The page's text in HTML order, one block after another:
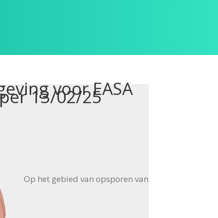
voor EASA
13/02/25
Op het gebied van opsporen van